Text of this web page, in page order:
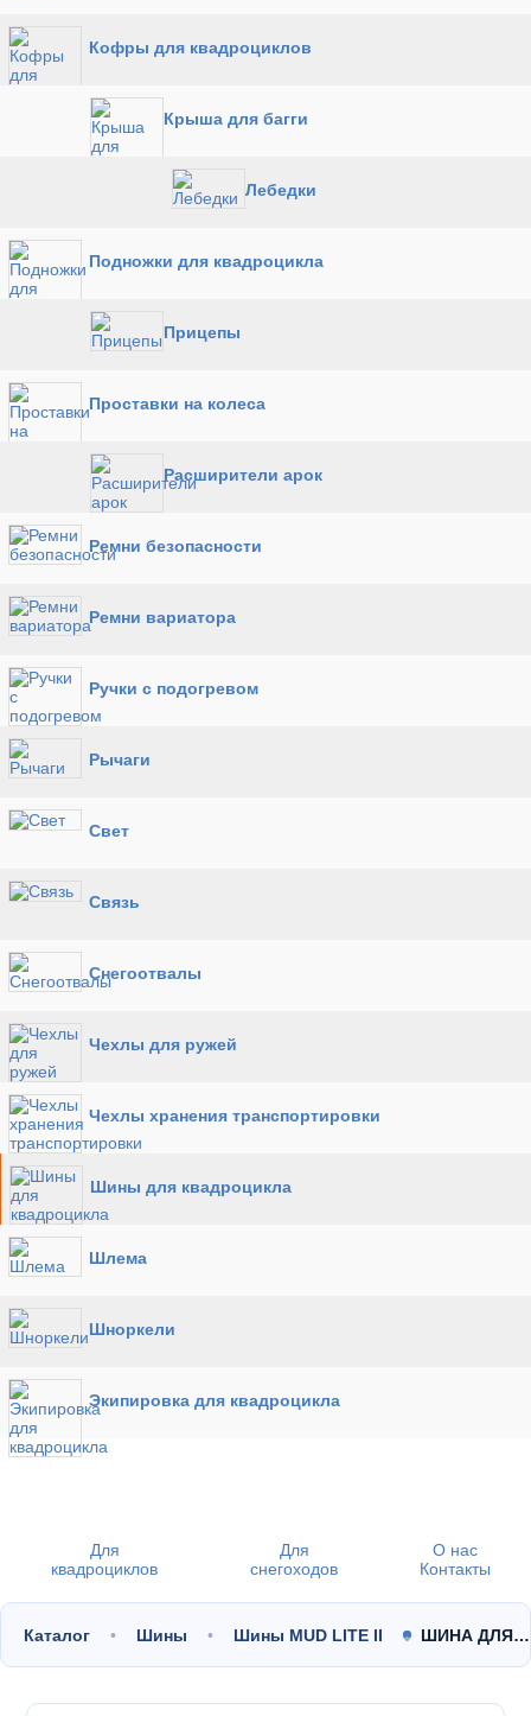
Кофры для квадроциклов
Крыша для багги
Лебедки
Подножки для квадроцикла
Прицепы
Проставки на колеса
Расширители арок
Ремни безопасности
Ремни вариатора
Ручки с подогревом
Рычаги
Свет
Связь
Снегоотвалы
Чехлы для ружей
Чехлы хранения транспортировки
Шины для квадроцикла
Шлема
Шноркели
Экипировка для квадроцикла
Для
квадроциклов
Для
снегоходов
О нас
Контакты
Каталог Шины Шины MUD LITE II ШИНА ДЛЯ…